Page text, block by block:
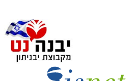
במהלך המפגש התקיימה שיחה
בעיר, פיתוח דור העתיד של
שיתופי הפעולה וחשיבות
הספורט.